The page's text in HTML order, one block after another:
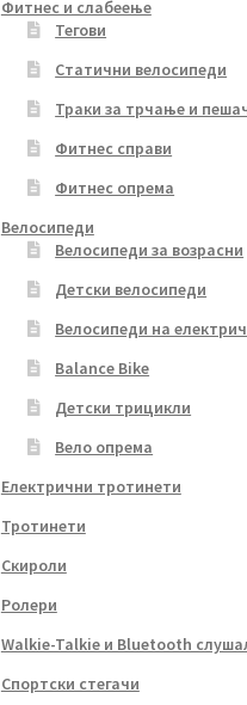
Фитнес и слабеење
Тегови
Статични велосипеди
Траки за трчање и
Фитнес справи
Фитнес опрема
Велосипеди
Велосипеди за возрасни
Детски велосипеди
Велосипеди на
Balance Bike
Детски трицикли
Вело опрема
Електрични тротинети
Тротинети
Скироли
Ролери
Walkie-Talkie и Bluetooth
Спортски стегачи